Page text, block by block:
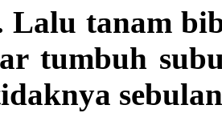
Lalu tanam
tumbuh